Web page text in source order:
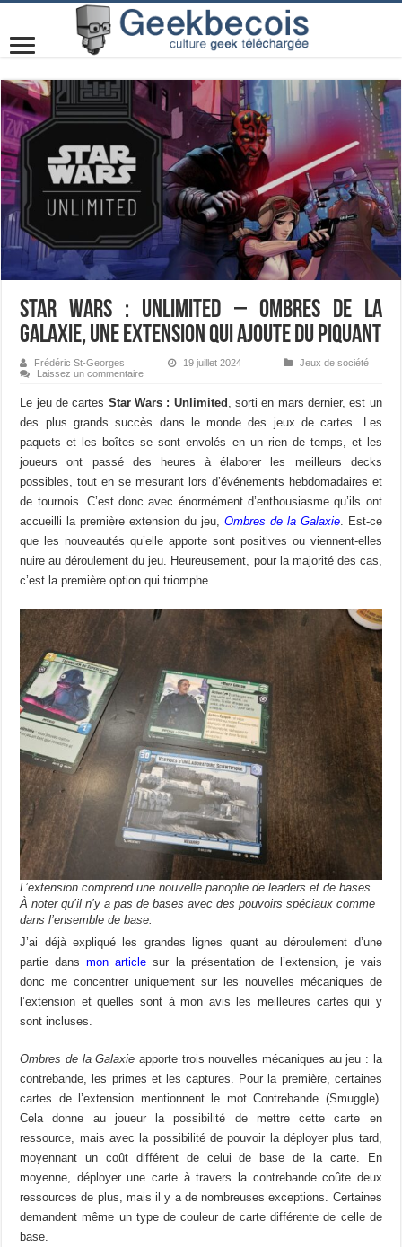
Star Wars : Unlimited – Ombres de la
Galaxie, une extension qui ajoute du piquant
Frédéric St-Georges 19 juillet 2024
Jeux de société
Laissez un commentaire
Le jeu de cartes Star Wars : Unlimited , sorti en mars dernier, est un
des plus grands succès dans le monde des jeux de cartes. Les
paquets et les boîtes se sont envolés en un rien de temps, et les
joueurs ont passé des heures à élaborer les meilleurs decks
possibles, tout en se mesurant lors d’événements hebdomadaires et
de tournois. C’est donc avec énormément d’enthousiasme qu’ils ont
accueilli la première extension du jeu, Ombres de la Galaxie. Est-ce
que les nouveautés qu’elle apporte sont positives ou viennent-elles
nuire au déroulement du jeu. Heureusement, pour la majorité des cas,
c’est la première option qui triomphe.
L’extension comprend une nouvelle panoplie de leaders et de bases.
À noter qu’il n’y a pas de bases avec des pouvoirs spéciaux comme
dans l’ensemble de base.
J’ai déjà expliqué les grandes lignes quant au déroulement d’une
partie dansmon article sur la présentation de l’extension, je vais
donc me concentrer uniquement sur les nouvelles mécaniques de
l’extension et quelles sont à mon avis les meilleures cartes qui y
sont incluses.
Ombres de la Galaxie apporte trois nouvelles mécaniques au jeu : la
contrebande, les primes et les captures. Pour la première, certaines
cartes de l’extension mentionnent le mot Contrebande (Smuggle).
Cela donne au joueur la possibilité de mettre cette carte en
ressource, mais avec la possibilité de pouvoir la déployer plus tard,
moyennant un coût différent de celui de base de la carte. En
moyenne, déployer une carte à travers la contrebande coûte deux
ressources de plus, mais il y a de nombreuses exceptions. Certaines
demandent même un type de couleur de carte différente de celle de
base.